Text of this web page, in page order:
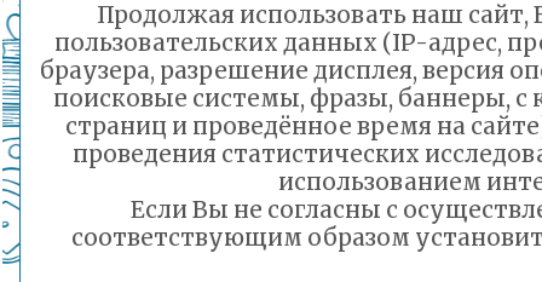
Порядок предоставления льготного
малоимущих семей
Подробнее...
Горячая линия по вопросам школьного
Подробнее...
Продолжая использовать наш сайт,
пользовательских данных (IP-адрес,
браузера, разрешение дисплея, версия
поисковые системы, фразы, баннеры,
страниц и проведённое время на
проведения статистических
использованием
Если Вы не согласны с
соответствующим образом